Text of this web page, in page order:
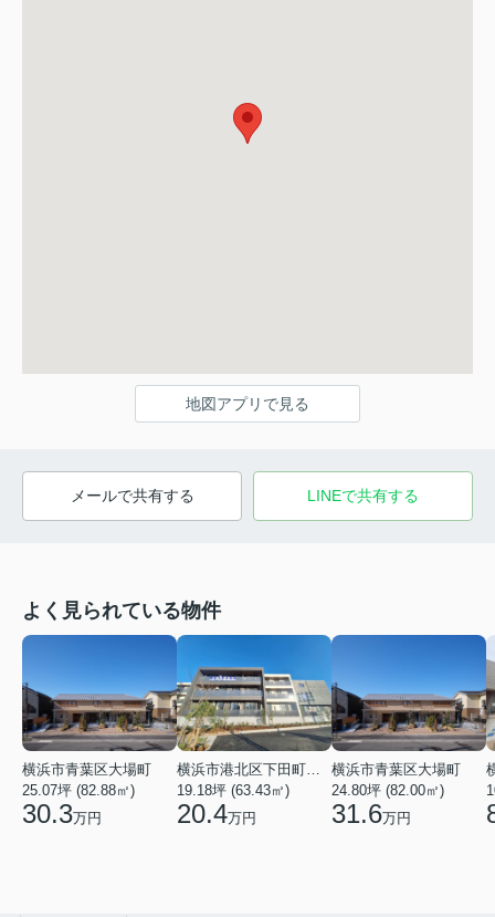
地図アプリで見る
メールで共有する LINEで共有する
よく見られている物件
横浜市青葉区大場町
25.07坪 (82.88㎡)
30.3万円
19.18坪 (63.43㎡)
20.4万円
横浜市青葉区大場町
24.80坪 (82.00㎡)
31.6万円